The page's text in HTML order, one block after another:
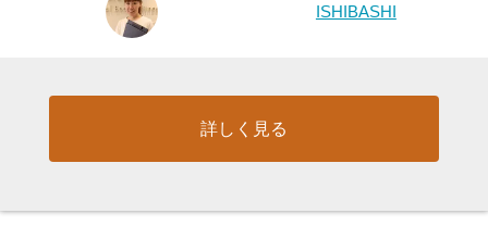
ISHIBASHI
詳しく見る